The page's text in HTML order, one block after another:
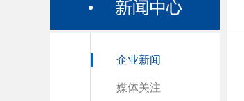
企业新闻
媒体关注